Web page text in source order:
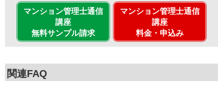
マンション管理士通信
講座
無料サンプル請求
マンション管理士通信
講座
料金・申込み
関連FAQ